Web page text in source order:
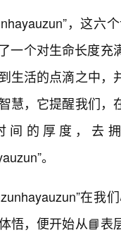
，这六
一个对生命长度
生活的点滴之中
慧，它提醒我们
间的厚度，去
。
在
悟，便开始从📘